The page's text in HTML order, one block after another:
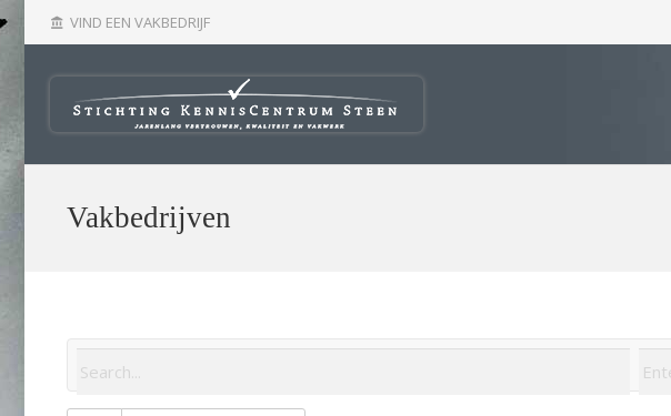
account_balance VIND EEN VAKBEDRIJF
Vakbedrijven